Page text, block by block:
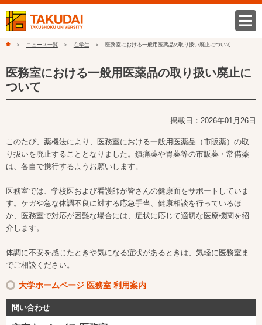
ニュース一覧 在学生 医務室における一般用医薬品の取り扱い廃止について
医務室における一般用医薬品の取り扱い廃止に
ついて
掲載日：2026年01月26日
このたび、薬機法により、医務室における一般用医薬品（市販薬）の取
り扱いを廃止することとなりました。鎮痛薬や胃薬等の市販薬・常備薬
は、各自で携行するようお願いします。
医務室では、学校医および看護師が皆さんの健康面をサポートしていま
す。ケガや急な体調不良に対する応急手当、健康相談を行っているほ
か、医務室で対応が困難な場合には、症状に応じて適切な医療機関を紹
介します。
体調に不安を感じたときや気になる症状があるときは、気軽に医務室ま
でご相談ください。
大学ホームページ 医務室 利用案内
問い合わせ